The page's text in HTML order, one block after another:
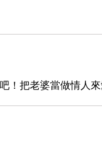
！把老婆當做情人